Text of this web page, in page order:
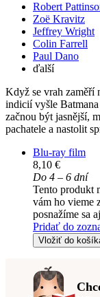
Robert
Zoë Kravitz
Jeffrey Wright
Colin Farrell
Paul Dano
ďalší
Když se vrah zaměří
indicií vyšle
začnou být jasnější,
pachatele a nastolit
Blu-ray film
8,10 €
Do 4 – 6 dní
Tento produkt
vám ho vieme
posnažíme sa
Pridať do
Vložiť do